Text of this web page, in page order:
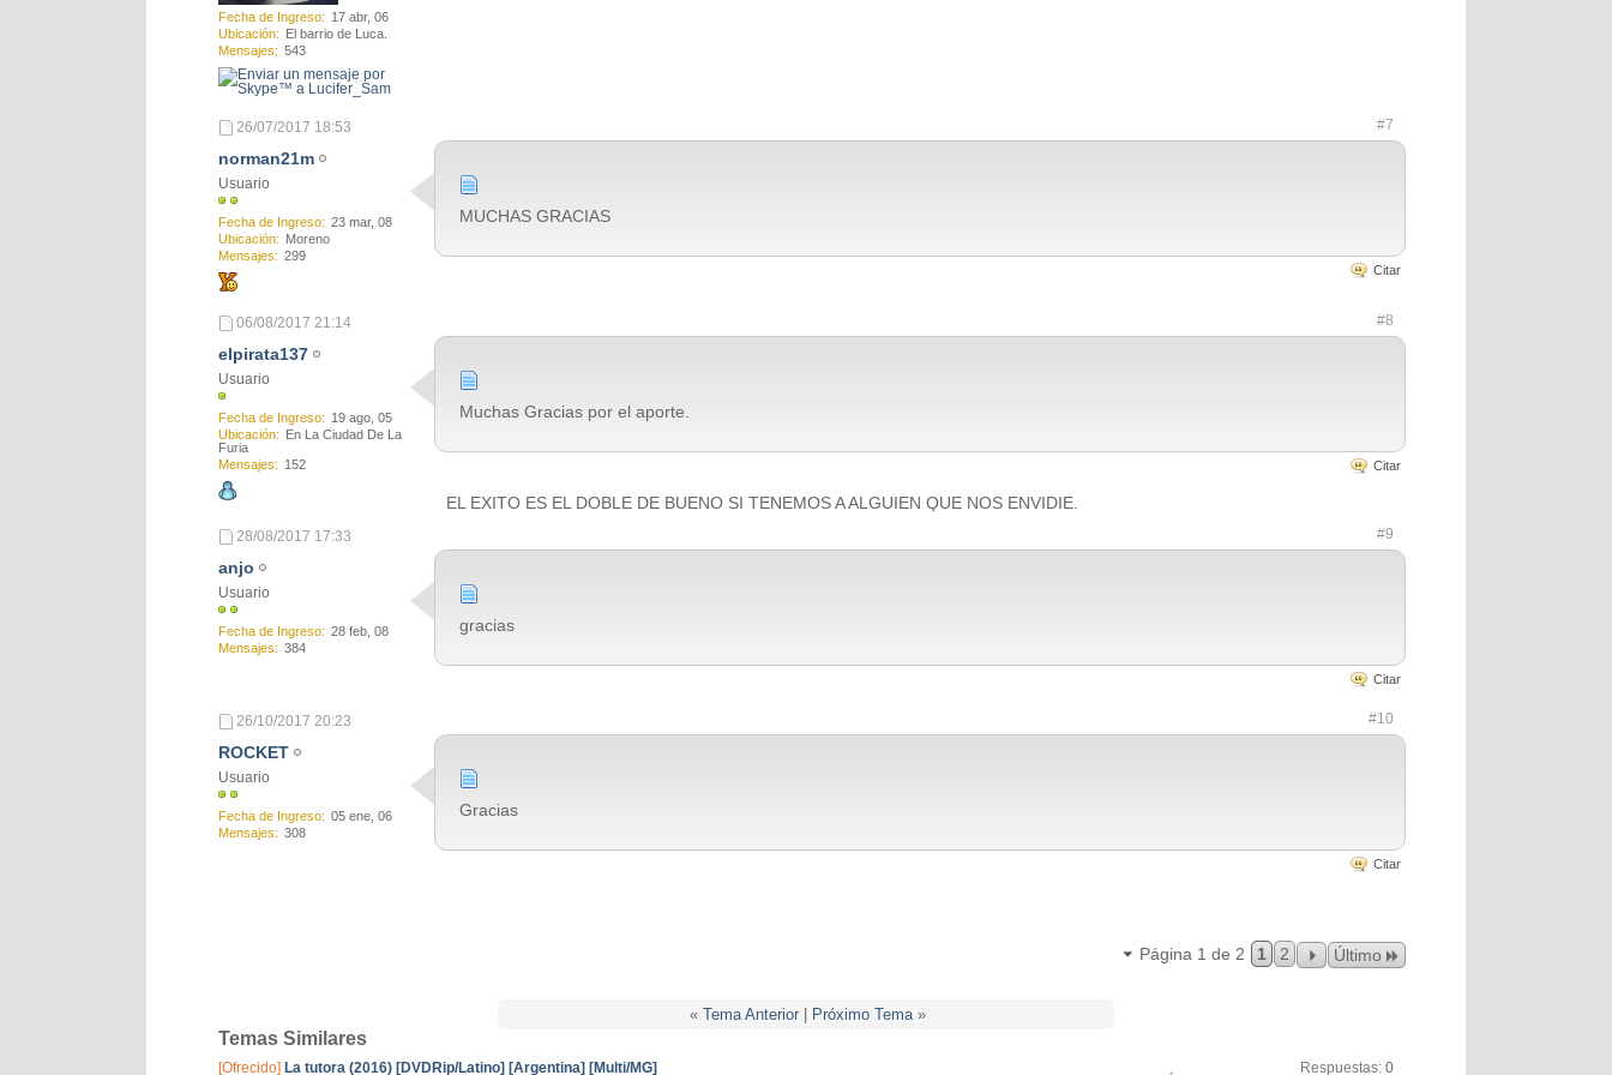
Fecha de Ingreso
17 abr, 06
Ubicación
El barrio de Luca.
Mensajes
543
26/07/2017 18:53 #7
norman21m
Usuario
Fecha de Ingreso
23 mar, 08
Ubicación
Moreno
Mensajes
299
MUCHAS GRACIAS
Citar
06/08/2017 21:14 #8
elpirata137
Usuario
Fecha de Ingreso
19 ago, 05
Ubicación
En La Ciudad De La
Furia
Mensajes
152
Muchas Gracias por el aporte.
Citar
EL EXITO ES EL DOBLE DE BUENO SI TENEMOS A ALGUIEN QUE NOS ENVIDIE.
28/08/2017 17:33 #9
anjo
Usuario
Fecha de Ingreso
28 feb, 08
Mensajes
384
gracias
Citar
26/10/2017 20:23 #10
ROCKET
Usuario
Fecha de Ingreso
05 ene, 06
Mensajes
308
Gracias
Citar
Página 1 de 2 1 2 Último
« Tema Anterior| Próximo Tema »
Temas Similares
[Ofrecido] La tutora (2016) [DVDRip/Latino] [Argentina] [Multi/MG]
Respuestas: 0